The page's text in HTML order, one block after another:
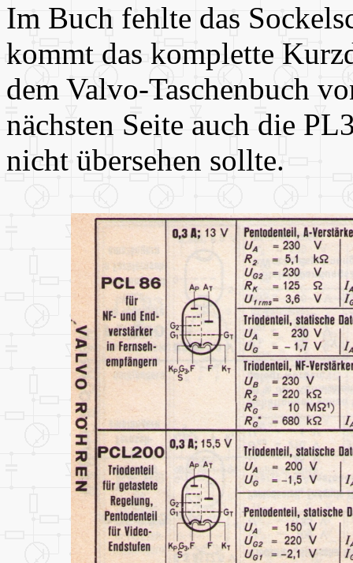
Im Buch fehlte das
kommt das komplette
dem Valvo-Taschenbuch
nächsten Seite auch die
nicht übersehen sollte.